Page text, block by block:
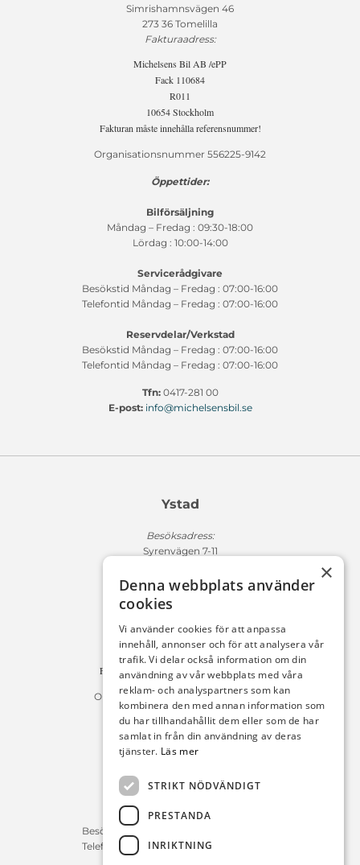
Simrishamnsvägen 46
273 36 Tomelilla
Fakturaadress:
Michelsens Bil AB /ePP
Fack 110684
R011
10654 Stockholm
Fakturan måste innehålla referensnummer!
Organisationsnummer 556225-9142
Öppettider:
Bilförsäljning
Måndag – Fredag : 09:30-18:00
Lördag : 10:00-14:00
Servicerådgivare
Besökstid Måndag – Fredag : 07:00-16:00
Telefontid Måndag – Fredag : 07:00-16:00
Reservdelar/Verkstad
Besökstid Måndag – Fredag : 07:00-16:00
Telefontid Måndag – Fredag : 07:00-16:00
Tfn:0417-281 00
E-post: info@michelsensbil.se
Ystad
Besöksadress:
Syrenvägen 7-11
Fakturaadress:
Michelsens Bil AB /ePP
10654 Stockholm
Fakturan måste innehålla referensnummer!
Organisationsnummer 556225-9142
Öppettider:
Bilförsäljning
Lördag : 10:00-14:00
Servicerådgivare
Besökstid Måndag – Fredag : 07:00-16:00
Telefontid Måndag – Fredag : 07:00-16:00
×
Denna webbplats använder
cookies
Vi använder cookies för att anpassa
innehåll, annonser och för att analysera vår
trafik. Vi delar också information om din
användning av vår webbplats med våra
reklam- och analyspartners som kan
kombinera den med annan information som
du har tillhandahållit dem eller som de har
samlat in från din användning av deras
tjänster. Läs mer
STRIKT NÖDVÄNDIGT
PRESTANDA
INRIKTNING